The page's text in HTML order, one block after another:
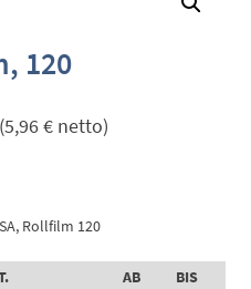
120
5,96€ netto)
Rollfilm 120
AB
BIS